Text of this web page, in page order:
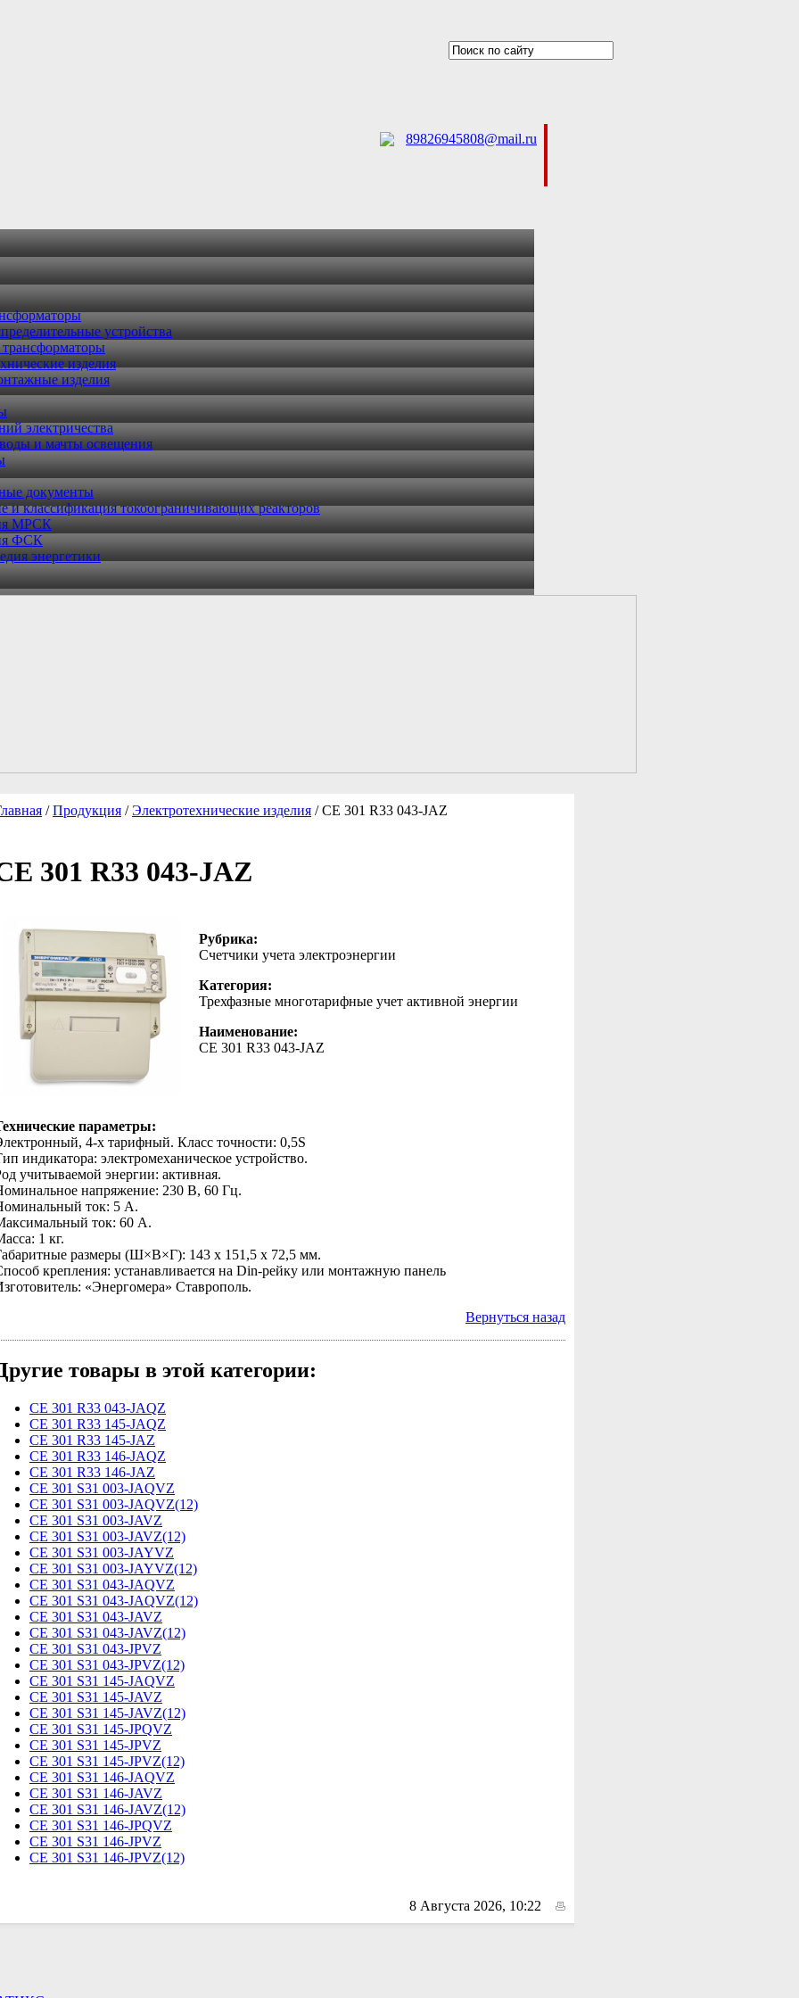
89826945808@mail.ru
устройства
изделия
изделия
электричества
и мачты освещения
документы
и классификация токоограничивающих реакторов
МРСК
ФСК
энергетики
/Продукция /Электротехнические изделия / CE 301 R33 043-JAZ
301 R33 043-JAZ
Рубрика:
Счетчики учета электроэнергии
Категория:
Трехфазные многотарифные учет активной энергии
Наименование:
CE 301 R33 043-JAZ
параметры:
4-х тарифный. Класс точности: 0,5S
индикатора: электромеханическое устройство.
учитываемой энергии: активная.
напряжение: 230 В, 60 Гц.
ток: 5 А.
ток: 60 А.
1 кг.
размеры (Ш×В×Г): 143 х 151,5 х 72,5 мм.
крепления: устанавливается на Din-рейку или монтажную панель
«Энергомера» Ставрополь.
Вернуться назад
товары в этой категории:
CE 301 R33 043-JAQZ
CE 301 R33 145-JAQZ
CE 301 R33 145-JAZ
CE 301 R33 146-JAQZ
CE 301 R33 146-JAZ
CE 301 S31 003-JAQVZ
CE 301 S31 003-JAQVZ(12)
CE 301 S31 003-JAVZ
CE 301 S31 003-JAVZ(12)
CE 301 S31 003-JAYVZ
CE 301 S31 003-JAYVZ(12)
CE 301 S31 043-JAQVZ
CE 301 S31 043-JAQVZ(12)
CE 301 S31 043-JAVZ
CE 301 S31 043-JAVZ(12)
CE 301 S31 043-JPVZ
CE 301 S31 043-JPVZ(12)
CE 301 S31 145-JAQVZ
CE 301 S31 145-JAVZ
CE 301 S31 145-JAVZ(12)
CE 301 S31 145-JPQVZ
CE 301 S31 145-JPVZ
CE 301 S31 145-JPVZ(12)
CE 301 S31 146-JAQVZ
CE 301 S31 146-JAVZ
CE 301 S31 146-JAVZ(12)
CE 301 S31 146-JPQVZ
CE 301 S31 146-JPVZ
CE 301 S31 146-JPVZ(12)
8 Августа 2026, 10:22